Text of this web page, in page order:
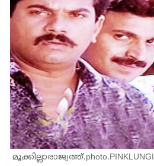
മൂക്കില്ലാരാജ്യത്ത്.photo.PINKLUNGI